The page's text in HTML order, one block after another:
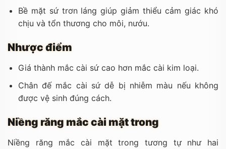
Bề mặt sứ trơn láng giúp giảm thiểu cảm giác khó
chịu và tổn thương cho môi, nướu.
Nhược điểm
Giá thành mắc cài sứ cao hơn mắc cài kim loại.
Chân đế mắc cài sứ dễ bị nhiễm màu nếu không
được vệ sinh đúng cách.
Niềng răng mắc cài mặt trong
Niềng răng mắc cài mặt trong tương tự như hai